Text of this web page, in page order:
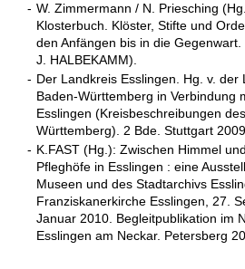
- W. Zimmermann / N. Priesching
Klosterbuch. Klöster, Stifte und
den Anfängen bis in die Gegenwart.
J. HALBEKAMM).
- Der Landkreis Esslingen. Hg. v. der
Baden-Württemberg in Verbindung
Esslingen (Kreisbeschreibungen
Württemberg). 2 Bde. Stuttgart
- K.FAST (Hg.): Zwischen Himmel
Pfleghöfe in Esslingen : eine
Museen und des Stadtarchivs
Franziskanerkirche Esslingen, 27.
Januar 2010. Begleitpublikation im
Esslingen am Neckar. Petersberg